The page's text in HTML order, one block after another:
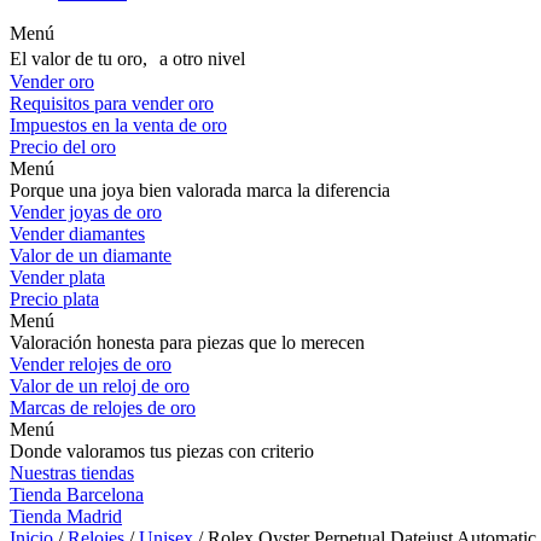
Menú
El valor de tu oro, a otro nivel
Vender oro
Requisitos para vender oro
Impuestos en la venta de oro
Precio del oro
Menú
Porque una joya bien valorada marca la diferencia
Vender joyas de oro
Vender diamantes
Valor de un diamante
Vender plata
Precio plata
Menú
Valoración honesta para piezas que lo merecen
Vender relojes de oro
Valor de un reloj de oro
Marcas de relojes de oro
Menú
Donde valoramos tus piezas con criterio
Nuestras tiendas
Tienda Barcelona
Tienda Madrid